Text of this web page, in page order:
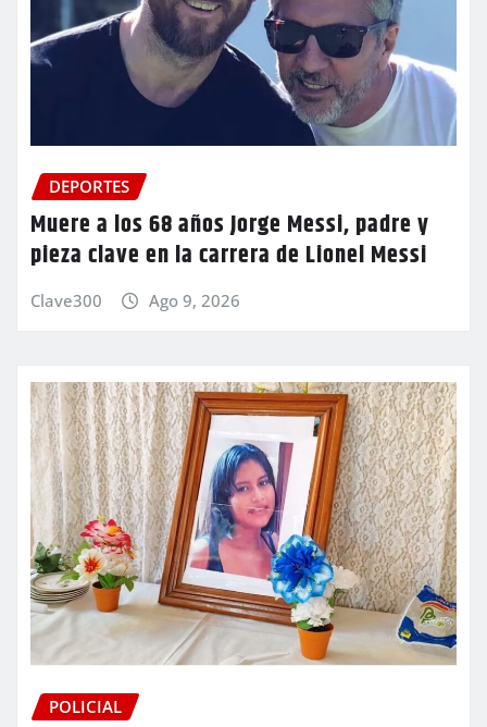
DEPORTES
Muere a los 68 años Jorge Messi, padre y
pieza clave en la carrera de Lionel Messi
Clave300 Ago 9, 2026
POLICIAL